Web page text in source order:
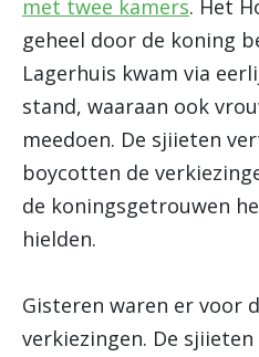
met twee kamers. Het
geheel door de koning
Lagerhuis kwam via
stand, waaraan ook
meedoen. De sjiieten
boycotten de
de koningsgetrouwen
hielden.
Gisteren waren er voor
verkiezingen. De